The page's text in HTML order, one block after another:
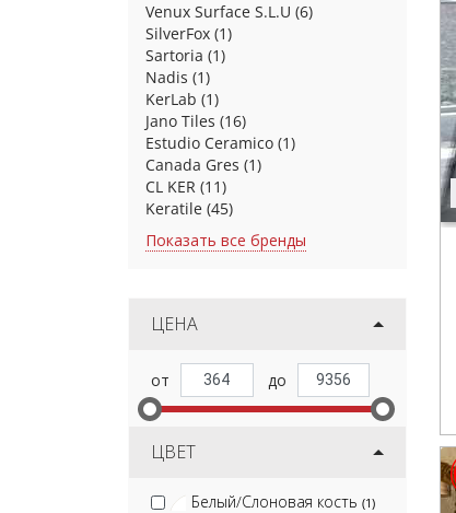
Venux Surface S.L.U (6)
SilverFox (1)
Sartoria (1)
Nadis (1)
KerLab (1)
Jano Tiles (16)
Estudio Ceramico (1)
Canada Gres (1)
CL KER (11)
Keratile (45)
Показать все бренды
ЦЕНА
ЦВЕТ
Белый/Слоновая кость (1)